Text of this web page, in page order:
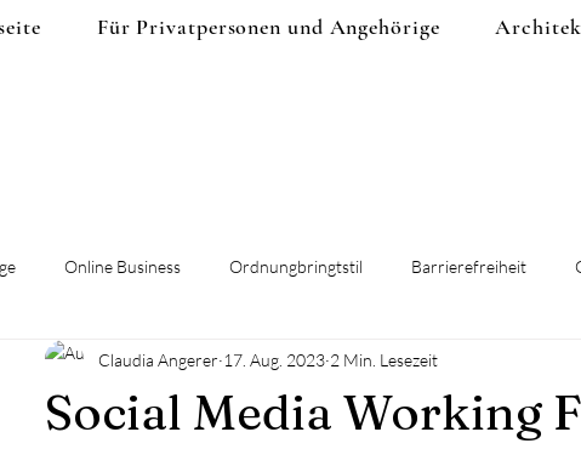
Für Privatpersonen und Angehörige
Online Business Ordnungbringtstil Barrierefreiheit
im Alter Sturzprävention
Social Media Working
Claudia Angerer 17. Aug. 2023 2 Min. Lesezeit